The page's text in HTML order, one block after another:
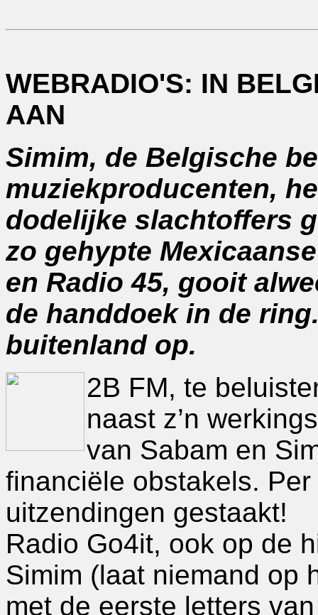
WEBRADIO'S: IN
AAN
Simim, de Belgische
muziekproducenten,
dodelijke slachtoffers
zo gehypte
en Radio 45, gooit
de handdoek in de
buitenland op.
2B FM, te
naast z’n
van Sabam en
financiële obstakels.
uitzendingen gestaakt!
Radio Go4it, ook op de
Simim (laat niemand op
met de eerste letters